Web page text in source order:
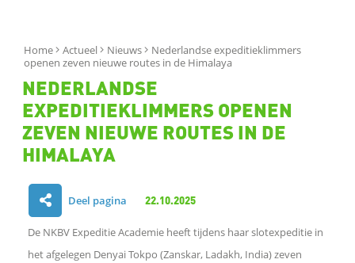
Home Actueel Nieuws
Nederlandse expeditieklimmers
openen zeven nieuwe routes in de Himalaya
NEDERLANDSE
EXPEDITIEKLIMMERS OPENEN
ZEVEN NIEUWE ROUTES IN DE
HIMALAYA
Deel pagina 22.10.2025
De NKBV Expeditie Academie heeft tijdens haar slotexpeditie in
het afgelegen Denyai Tokpo (Zanskar, Ladakh, India) zeven